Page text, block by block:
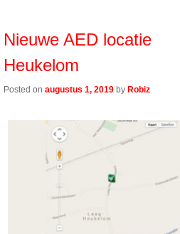
Nieuwe AED locatie
Heukelom
Posted onaugustus 1, 2019 by Robiz